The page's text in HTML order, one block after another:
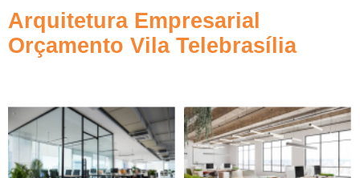
Arquitetura Empresarial
Orçamento Vila Telebrasília